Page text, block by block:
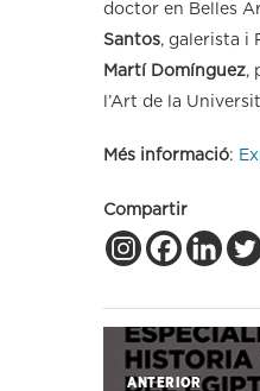
doctor en Belles
Santos, galerista i
Martí Domínguez,
l’Art de la
Més informació:
Compartir
ANTERIOR